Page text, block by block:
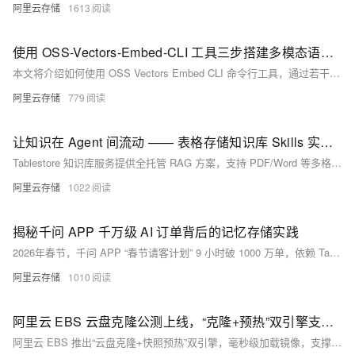
阿里云存储 1613
使用 OSS-Vectors-Embed-CLI 工具三步搭建多模态语义检索系统
本文将介绍如何使用 OSS Vectors Embed CLI 命令行工具，通过若干简单的命令快速构建多模态语义检索系统。同时介绍 OSS Vectors Embed CLI 命令行工具的灵活自定义能力，如批量写入、自定义向量键、自定义向量模型参数等。
阿里云存储 779
让知识在 Agent 间流动 —— 表格存储知识库 Skills 实践指南
Tablestore 知识库服务提供全托管 RAG 方案，支持 PDF/Word 等多格式自动解析与向量检索。通过 `tablestore-agent-cli` 命令行工具和 `Agent Skills`，可让 OpenClaw、Hermes 等不同 Agent 共享同一知识源，打破数据孤岛，实现跨平台、跨设备的统一知识管理与实时同步。
阿里云存储 1022
揭秘千问 APP 千万级 AI 订单背后的记忆存储实践
2026年春节，千问 APP “春节请客计划” 9 小时破 1000 万单，依赖 Tablestore 构建的一站式记忆系统：支持短期/长期记忆统一管理、毫秒级读写、Serverless 弹性伸缩、多模态数据融合及原生向量检索，实现数十亿条记忆的高效存储与实时流转。
阿里云存储 1010
阿里云 EBS 云盘克隆公测上线，“克隆+预热”双引擎支撑 Agent Sandbox 大规模并发启动
阿里云 EBS 推出“云盘克隆+快照预热”双引擎，毫秒级加载镜像，支撑 AI Agent Sandbox 大规模并发启动。克隆实现同区云盘秒级复制，预热消除冷启动延迟，最高支持 1 万盘并发创建，存储成本降 80%，已公测开放。